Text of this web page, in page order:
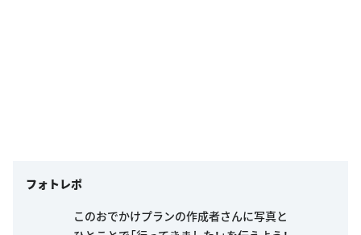
フォトレポ
このおでかけプランの作成者さんに写真と